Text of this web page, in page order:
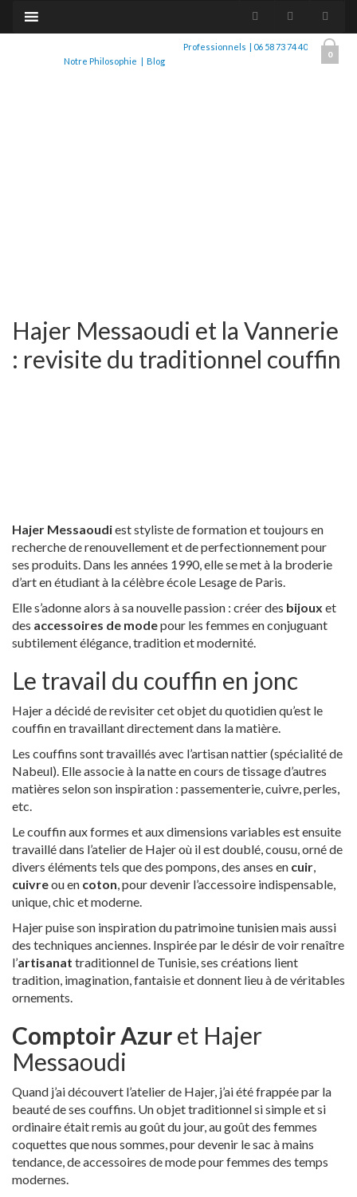
0
Notre Philosophie | Blog
Professionnels | 06 58 73 74 40
Hajer Messaoudi et la Vannerie
: revisite du traditionnel couffin
Hajer Messaoudiest styliste de formation et toujours en
recherche de renouvellement et de perfectionnement pour
ses produits. Dans les années 1990, elle se met à la broderie
d’art en étudiant à la célèbre école Lesage de Paris.
Elle s’adonne alors à sa nouvelle passion : créer des bijoux et
des accessoires de modepour les femmes en conjuguant
subtilement élégance, tradition et modernité.
Le travail du couffin en jonc
Hajer a décidé de revisiter cet objet du quotidien qu’est le
couffin en travaillant directement dans la matière.
Les couffins sont travaillés avec l’artisan nattier (spécialité de
Nabeul). Elle associe à la natte en cours de tissage d’autres
matières selon son inspiration : passementerie, cuivre, perles,
etc.
Le couffin aux formes et aux dimensions variables est ensuite
travaillé dans l’atelier de Hajer où il est doublé, cousu, orné de
divers éléments tels que des pompons, des anses en cuir,
cuivreou en coton, pour devenir l’accessoire indispensable,
unique, chic et moderne.
Hajer puise son inspiration du patrimoine tunisien mais aussi
des techniques anciennes. Inspirée par le désir de voir renaître
l’artisanat traditionnel de Tunisie, ses créations lient
tradition, imagination, fantaisie et donnent lieu à de véritables
ornements.
Comptoir Azuret Hajer
Messaoudi
Quand j’ai découvert l’atelier de Hajer, j’ai été frappée par la
beauté de ses couffins. Un objet traditionnel si simple et si
ordinaire était remis au goût du jour, au goût des femmes
coquettes que nous sommes, pour devenir le sac à mains
tendance, de accessoires de mode pour femmes des temps
modernes.